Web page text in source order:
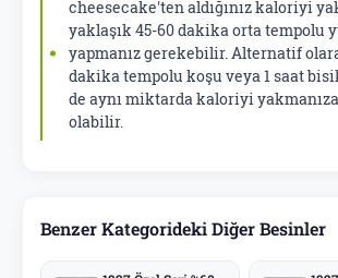
cheesecake'ten aldığınız kaloriyi
yaklaşık 45-60 dakika orta tempolu
yapmanız gerekebilir. Alternatif
dakika tempolu koşu veya 1 saat
de aynı miktarda kaloriyi
olabilir.
Benzer Kategorideki Diğer Besinler